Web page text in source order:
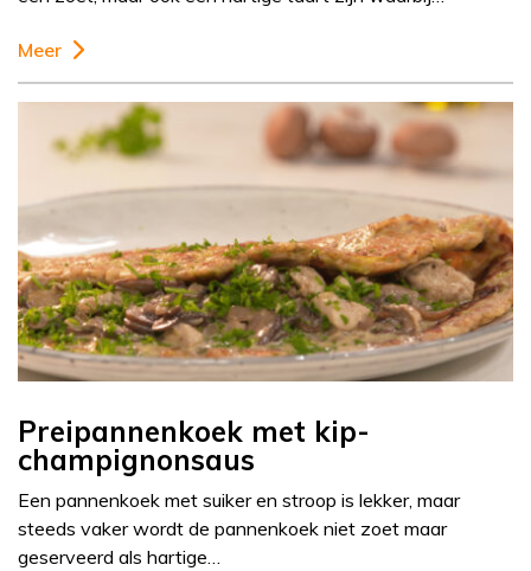
Meer
Preipannenkoek met kip-
champignonsaus
Een pannenkoek met suiker en stroop is lekker, maar
steeds vaker wordt de pannenkoek niet zoet maar
geserveerd als hartige…